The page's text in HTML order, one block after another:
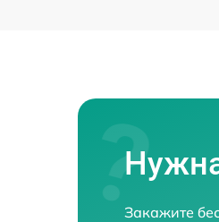
Закажите